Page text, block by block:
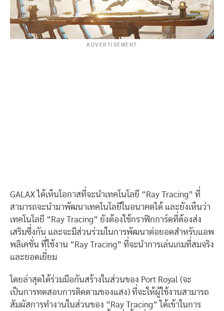
ADVERTISEMENT
GALAX ได้เห็นโอกาสที่จะนำเทคโนโลยี “Ray Tracing” ที่
สามารถจะนำมาพัฒนาเทคโนโลยีในอนาคตได้ และยังเห็นว่า
เทคโนโลยี “Ray Tracing” ยังต้องใช้กราฟิกการ์ดที่ต้องส่ง
เสริมซึ่งกัน และจะมีส่วนร่วมในการพัฒนาต่อยอดสำหรับแอพ
พลิเคชั่น ที่ใช้งาน “Ray Tracing” ที่จะนำการเล่นเกมที่สมจริง
และยอดเยี่ยม
โดยล่าสุดได้ร่วมมือกันสร้างในส่วนของ Port Royal (จะ
เป็นการทดสอบการติดตามของแสง) ที่จะให้ผู้ใช้งานสามารถ
สัมผัสการทำงานในส่วนของ “Ray Tracing” ได้เข้าในการ